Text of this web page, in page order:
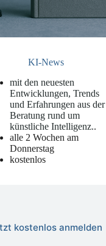
KI-News
mit den neuesten
Entwicklungen, Trends
und Erfahrungen aus der
Beratung rund um
künstliche Intelligenz..
alle 2 Wochen am
Donnerstag
kostenlos
kostenlos anmelden